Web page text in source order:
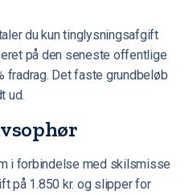
du kun tinglysningsafgift
på den seneste offentlige
fradrag. Det faste grundbeløb
ud.
i forbindelse med skilsmisse
på 1.850 kr. og slipper for